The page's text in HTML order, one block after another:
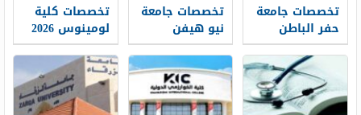
تخصصات جامعة
حفر الباطن
ونسب القبول
1448
تخصصات جامعة
نيو هيفن
الرياض 2026
تخصصات كلية
لومينوس 2026
ومعدلات القبول